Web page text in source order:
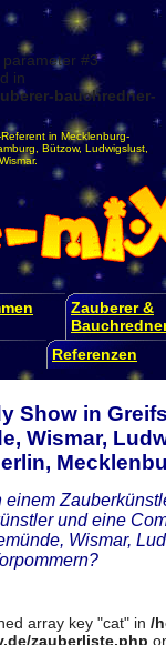
#3
in
bauchredner-
in Mecklenburg-
Bützow, Ludwigslust
Wismar.
Zauberer &
Referenzen
Show in
Wismar,
einem
und eine
Wismar,
array key "cat" in /
zauberliste.php